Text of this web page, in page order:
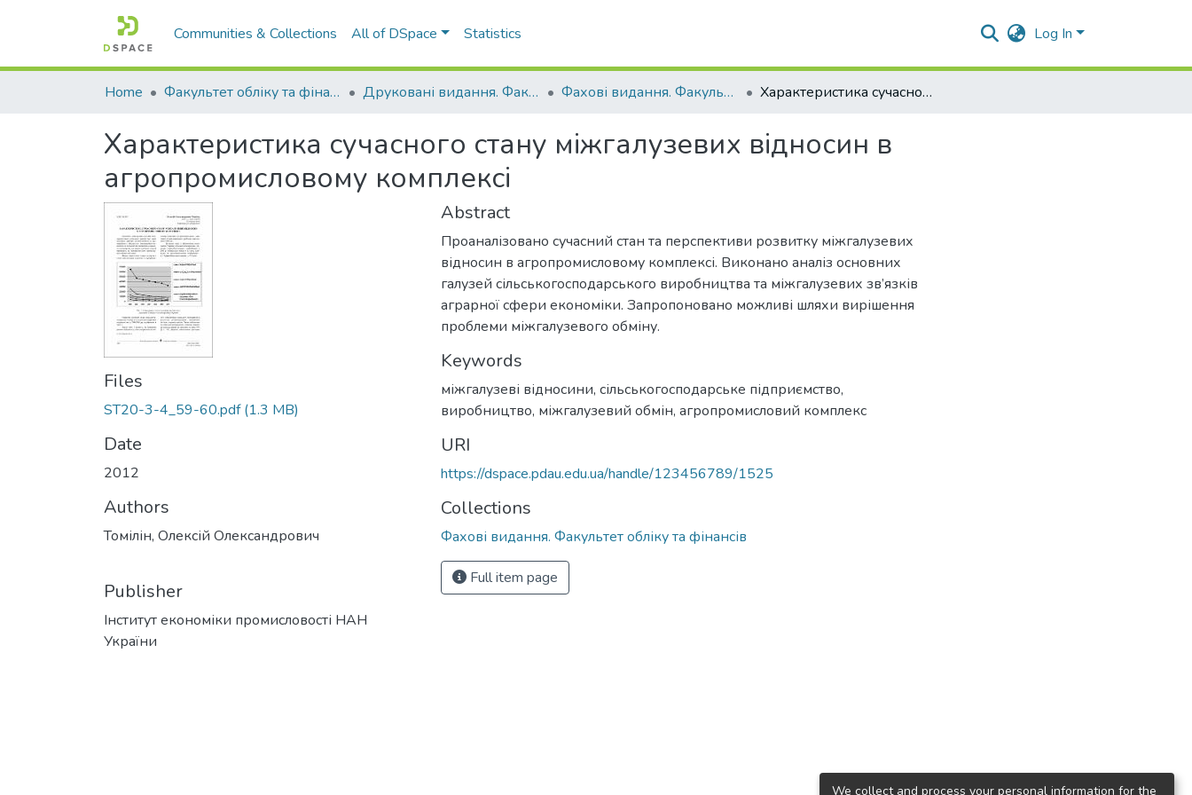
Communities & Collections All of DSpace Statistics Log In
Home Факультет обліку та фінансів Друковані видання. Факультет обліку та фінансів Фахові видання. Факультет обліку та фінансів Характеристика сучасного стану міжгалузевих відносин в агропромисловому комплексі
Характеристика сучасного стану міжгалузевих відносин в
агропромисловому комплексі
Files
ST20-3-4_59-60.pdf(1.3 MB)
Date
2012
Authors
Томілін, Олексій Олександрович
Publisher
Інститут економіки промисловості НАН
України
Abstract
Проаналізовано сучасний стан та перспективи розвитку міжгалузевих
відносин в агропромисловому комплексі. Виконано аналіз основних
галузей сільськогосподарського виробництва та міжгалузевих зв’язків
аграрної сфери економіки. Запропоновано можливі шляхи вирішення
проблеми міжгалузевого обміну.
Keywords
міжгалузеві відносини, сільськогосподарське підприємство,
виробництво, міжгалузевий обмін, агропромисловий комплекс
URI
https://dspace.pdau.edu.ua/handle/123456789/1525
Collections
Фахові видання. Факультет обліку та фінансів
Full item page
We collect and process your personal information for the